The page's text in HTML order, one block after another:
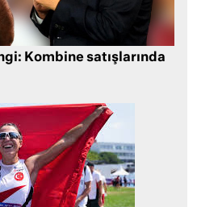
Kombine satışlarında